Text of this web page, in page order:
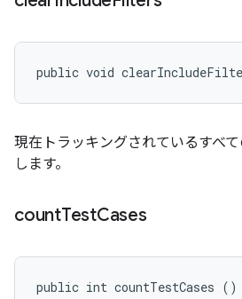
public void
現在トラッキングされているすべ
します。
countTestCases
public int countTestCases ()